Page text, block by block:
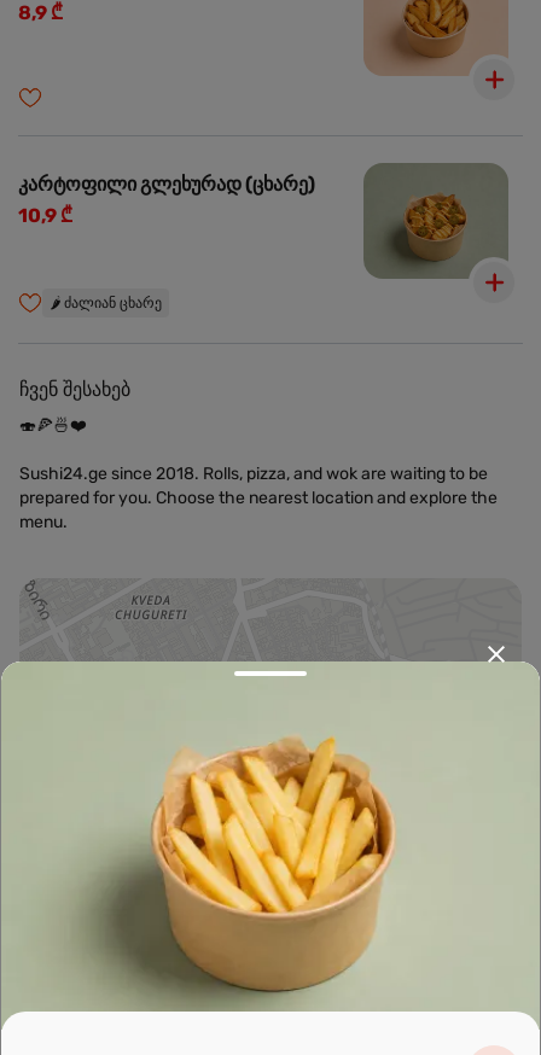
8,9 ₾
კარტოფილი გლეხურად (ცხარე)
10,9 ₾
🌶️ ძალიან ცხარე
ჩვენ შესახებ
🍣🍕🍜❤️
Sushi24.ge since 2018. Rolls, pizza, and wok are waiting to be
prepared for you. Choose the nearest location and explore the
menu.
Leaflet | OpenFreeMap ©OpenMapTiles Data from
მარშრუტის დაგეგმვა